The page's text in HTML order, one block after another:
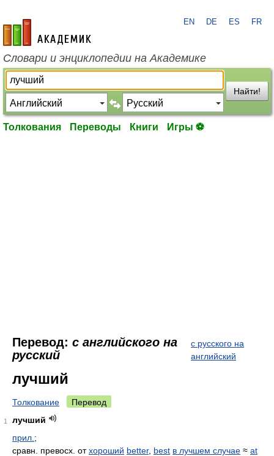
academic.ru
EN DE ES FR
Словари и энциклопедии на Академике
Найти!
Толкования Переводы Книги Игры ⚽
Перевод: с английского на
русский
с русского на
английский
лучший
Толкование Перевод
1
лучший
прил. ;
сравн. превосх. отхороший better, best в лучшем случае ≈ at